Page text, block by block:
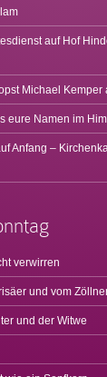
auf Hof
Michael Kemper
eure Namen im
Anfang –
verwirren
und vom
und der Witwe